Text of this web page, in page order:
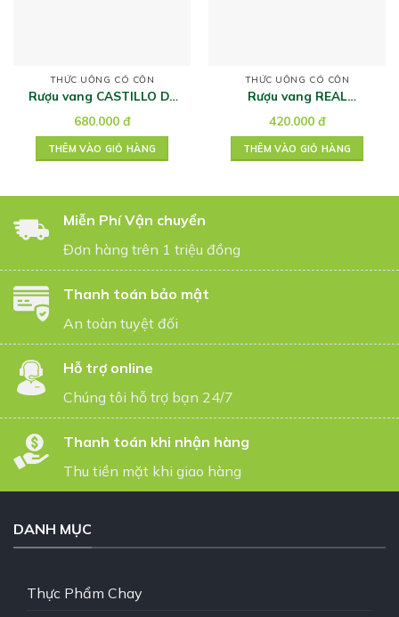
THỨC UỐNG CÓ CỒN
Rượu vang CASTILLO DE
680.000 đ
THÊM VÀO GIỎ HÀNG
THỨC UỐNG CÓ CỒN
Rượu vang REAL
420.000 đ
THÊM VÀO GIỎ HÀNG
Miễn Phí Vận chuyển
Đơn hàng trên 1 triệu đồng
Thanh toán bảo mật
An toàn tuyệt đối
Hỗ trợ online
Chúng tôi hỗ trợ bạn 24/7
Thanh toán khi nhận hàng
Thu tiền mặt khi giao hàng
DANH MỤC
Thực Phẩm Chay